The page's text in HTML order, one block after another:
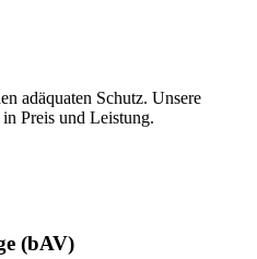
adäquaten Schutz. Unsere
Preis und Leistung.
(bAV)